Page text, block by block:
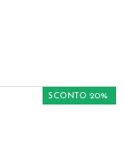
SCONTO 20%